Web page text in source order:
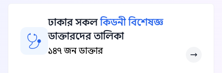
ঢাকার সকলকিডনী বিশেষজ্ঞ
ডাক্তারদের তালিকা
১৪৭ জন ডাক্তার